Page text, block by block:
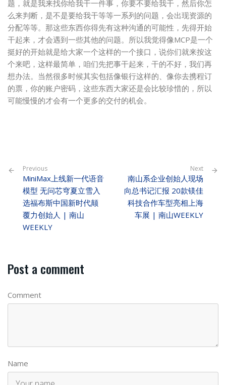
题，就是我来找你给我干一件事，你要不要给我干，然后你怎
么来判断，是不是要给我干等等一系列的问题，会出现资源的
分配等等。那这些东西你得先有这种沟通的可能性，先得开始
干起来，才会遇到一些其他的问题。所以我觉得像MCP是一个
挺好的开始就是给大家一个这样的一个接口，说你们就来按这
个来吧，这样最简单，咱们先把事干起来，干的不好，我们再
想办法。当然很多时候其实包括像银行这样的、像你去携程订
的票，你的账户密码，这些东西大家还是会比较珍惜的，所以
可能慢慢的才会有一个更多的交付的机会。
Previous
MiniMax上线新一代语音
模型 无问芯穹夏立雪入
选福布斯中国新时代颠
覆力创始人 | 南山
WEEKLY
Next
南山系企业创始人现场
向总书记汇报 20款镁佳
科技合作车型亮相上海
车展 | 南山WEEKLY
Post a comment
Comment
Name